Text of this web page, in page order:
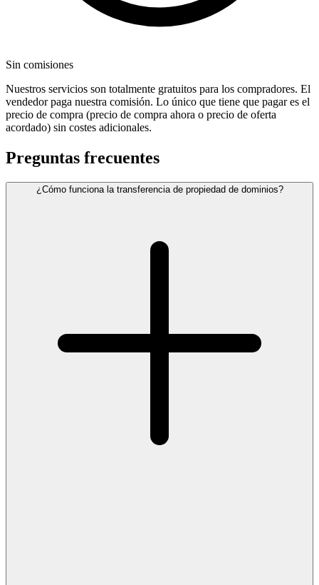
Sin comisiones
Nuestros servicios son totalmente gratuitos para los compradores. El
vendedor paga nuestra comisión. Lo único que tiene que pagar es el
precio de compra (precio de compra ahora o precio de oferta
acordado) sin costes adicionales.
Preguntas frecuentes
¿Cómo funciona la transferencia de propiedad de dominios?